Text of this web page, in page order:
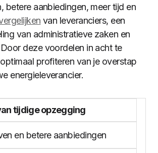
betere aanbiedingen, meer tijd en
van leveranciers, een
van administratieve zaken en
deze voordelen in acht te
profiteren van je overstap
energieleverancier.
tijdige opzegging
en betere aanbiedingen